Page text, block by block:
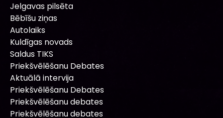
Jelgavas pilsēta
Bēbīšu ziņas
Autolaiks
Kuldīgas novads
Saldus TIKS
Priekšvēlēšanu Debates
Aktuālā intervija
Priekšvēlēšanu Debates
Priekšvēlēšanu debates
Priekšvēlēšanu debates